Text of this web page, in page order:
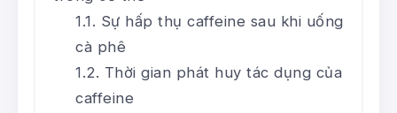
Sự hấp thụ caffeine sau khi uống
cà phê
Thời gian phát huy tác dụng của
caffeine